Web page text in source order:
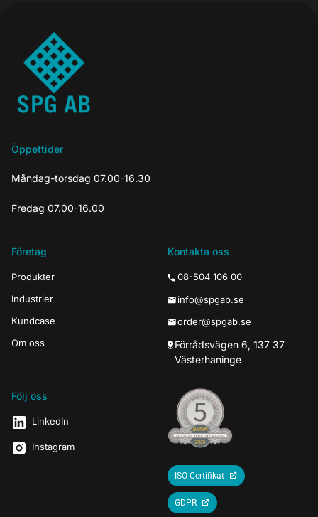
Öppettider
Måndag-torsdag 07.00-16.30
Fredag 07.00-16.00
Företag
Produkter
Industrier
Kundcase
Om oss
Kontakta oss
08-504 106 00
info@spgab.se
order@spgab.se
Förrådsvägen 6, 137 37
Västerhaninge
Följ oss
LinkedIn
Instagram
ISO-Certifikat
GDPR